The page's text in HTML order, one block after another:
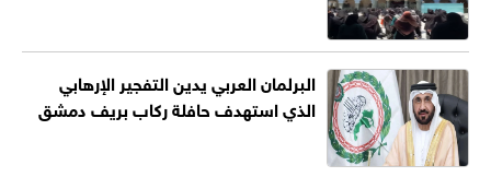
البرلمان العربي يدين التفجير الإرهابي
الذي استهدف حافلة ركاب بريف دمشق